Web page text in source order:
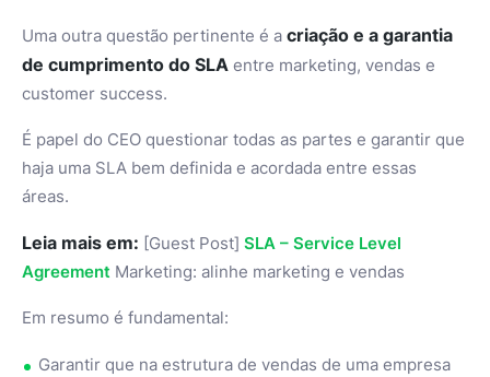
Uma outra questão pertinente é a criação e a garantia
de cumprimento do SLA entre marketing, vendas e
customer success.
É papel do CEO questionar todas as partes e garantir que
haja uma SLA bem definida e acordada entre essas
áreas.
Leia mais em: [Guest Post] SLA – Service Level
Agreement Marketing: alinhe marketing e vendas
Em resumo é fundamental:
Garantir que na estrutura de vendas de uma empresa